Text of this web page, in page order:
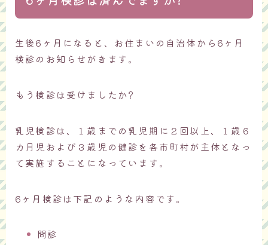
生後6ヶ月になると、お住まいの自治体から6ヶ月
検診のお知らせがきます。
もう検診は受けましたか?
乳児検診は、１歳までの乳児期に２回以上、１歳６
カ月児および３歳児の健診を各市町村が主体となっ
て実施することになっています。
6ヶ月検診は下記のような内容です。
問診